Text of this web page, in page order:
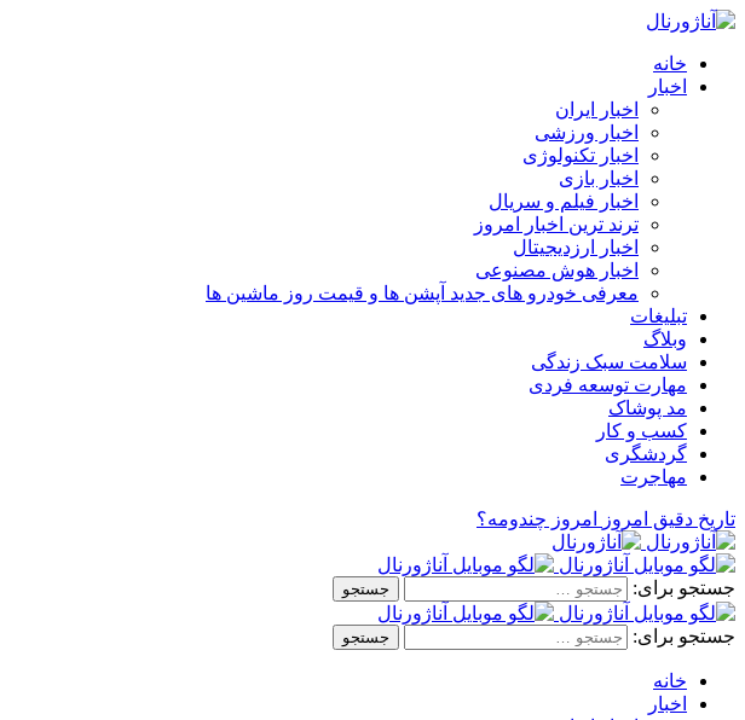
خانه
اخبار
اخبار ایران
اخبار ورزشی
اخبار تکنولوژی
اخبار بازی
اخبار فیلم و سریال
ترند ترین اخبار امروز
اخبار ارزدیجیتال
اخبار هوش مصنوعی
معرفی خودرو های جدید آپشن‌ ها و قیمت روز ماشین‌ ها
تبلیغات
وبلاگ
سلامت سبک زندگی
مهارت توسعه فردی
مد پوشاک
کسب و کار
گردشگری
مهاجرت
تاریخ دقیق امروز امروز چندومه؟
جستجو برای:
جستجو برای:
خانه
اخبار